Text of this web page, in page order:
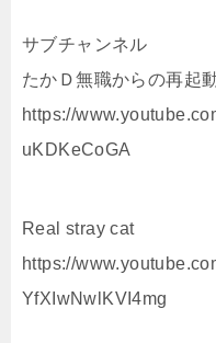
サブチャンネル
たかＤ無職からの再起
https://
uKDKeCoGA
Real stray cat
https://
YfXIwNwlKVI4mg